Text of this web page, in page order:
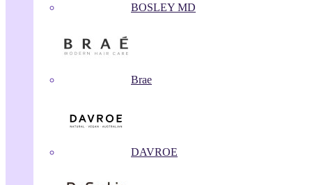
BOSLEY MD
Brae
DAVROE